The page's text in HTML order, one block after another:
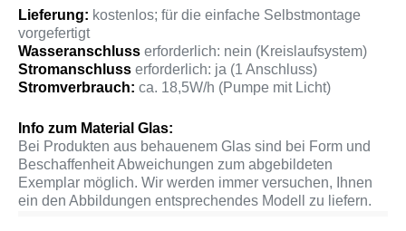
Lieferung: kostenlos; für die einfache Selbstmontage
vorgefertigt
Wasseranschluss erforderlich: nein (Kreislaufsystem)
Stromanschluss erforderlich: ja (1 Anschluss)
Stromverbrauch: ca. 18,5W/h (Pumpe mit Licht)
Info zum Material Glas:
Bei Produkten aus behauenem Glas sind bei Form und
Beschaffenheit Abweichungen zum abgebildeten
Exemplar möglich. Wir werden immer versuchen, Ihnen
ein den Abbildungen entsprechendes Modell zu liefern.